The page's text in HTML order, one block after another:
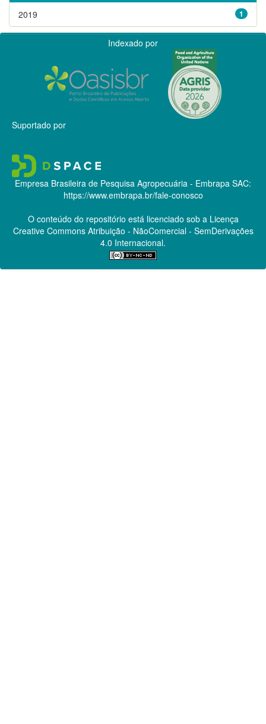
1
2019
Indexado por
Suportado por
Empresa Brasileira de Pesquisa Agropecuária - Embrapa SAC:
https://www.embrapa.br/fale-conosco
O conteúdo do repositório está licenciado sob a Licença
Creative CommonsAtribuição - NãoComercial - SemDerivações
4.0 Internacional.